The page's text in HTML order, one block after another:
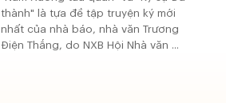
thành" là tựa đề tập truyện ký mới
nhất của nhà báo, nhà văn Trương
Điện Thắng, do NXB Hội Nhà văn ...